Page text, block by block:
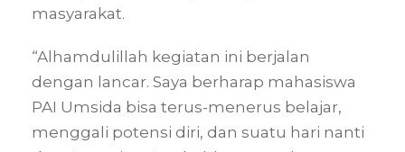
masyarakat.
“Alhamdulillah kegiatan ini berjalan
dengan lancar. Saya berharap mahasiswa
PAI Umsida bisa terus-menerus belajar,
menggali potensi diri, dan suatu hari nanti